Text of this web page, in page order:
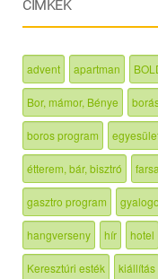
CIMKÉK
advent apartman
Bor, mámor, Bénye
boros program
étterem, bár, bisztró
gasztro program
hangverseny hír hotel
Keresztúri esték kiállítás